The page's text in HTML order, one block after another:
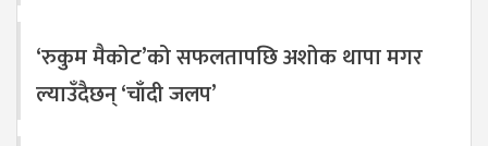
‘रुकुम मैकोट’को सफलतापछि अशोक थापा मगर
ल्याउँदैछन् ‘चाँदी जलप’